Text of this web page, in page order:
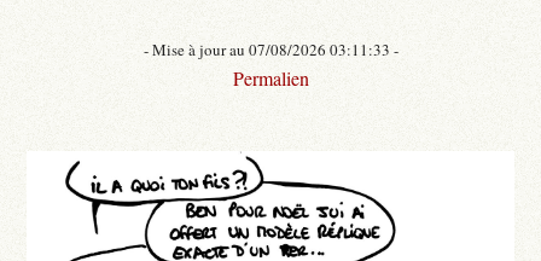
- Mise à jour au 07/08/2026 03:11:33 -
Permalien